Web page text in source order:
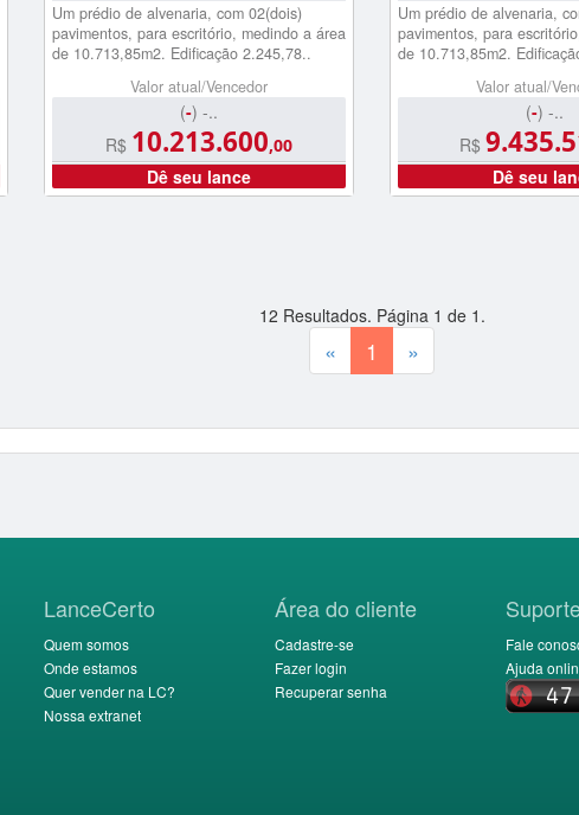
Um prédio de alvenaria, com 02(dois)
pavimentos, para escritório, medindo a área
de 10.713,85m2. Edificação 2.245,78..
Valor atual/Vencedor
(-) -..
R$ 10.213.600,00
Dê seu lance
Um prédio de alvenaria,
pavimentos, para
de 10.713,85m2.
Valor atual/
(-) -..
R$
Dê seu
12 Resultados. Página 1 de 1 .
« 1 »
LanceCerto
Quem somos
Onde estamos
Quer vender na LC?
Nossa extranet
Área do cliente
Cadastre-se
Fazer login
Recuperar senha
Fale
Ajuda